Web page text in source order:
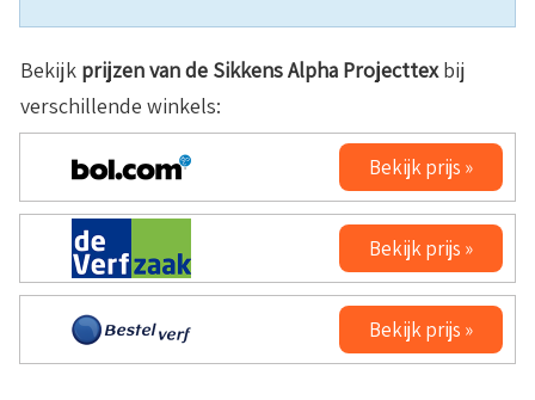
Bekijk prijzen van de Sikkens Alpha Projecttexbij
verschillende winkels:
Bekijk prijs »
Bekijk prijs »
Bekijk prijs »